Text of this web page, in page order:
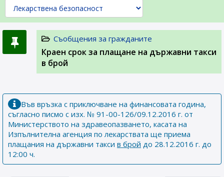
Съобщения за гражданите
Краен срок за плащане на държавни такси
в брой
Във връзка с приключване на финансовата година,
съгласно писмо с изх. № 91-00-126/09.12.2016 г. от
Министерството на здравеопазването, касата на
Изпълнителна агенция по лекарствата ще приема
плащания на държавни такси в брой до 28.12.2016 г. до
12:00 ч.